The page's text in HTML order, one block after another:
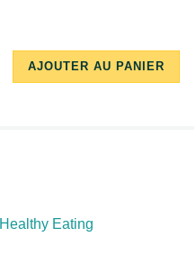
AJOUTER AU PANIER
10/17/2018
11/26/2018
Healthy Eating